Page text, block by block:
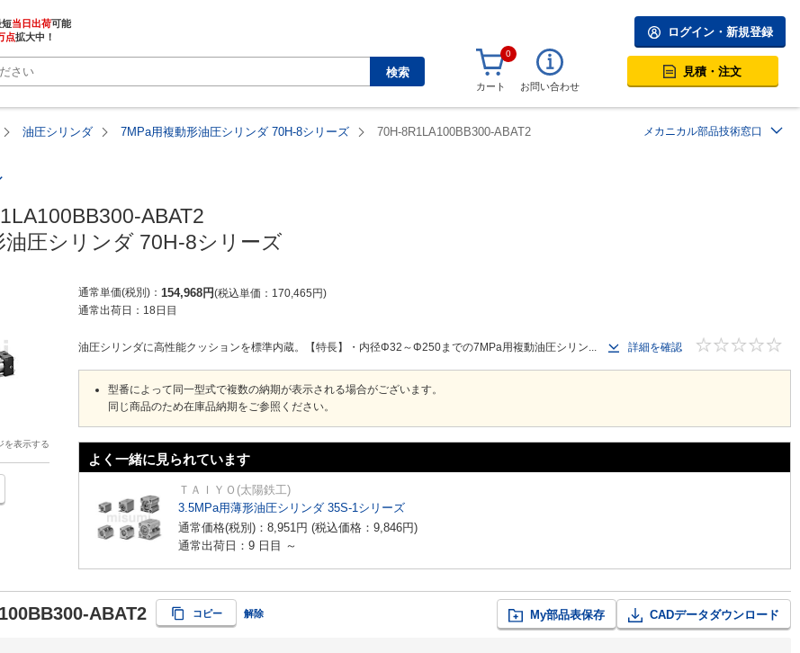
短当日出荷
点拡大中！
検索
ログイン・新規登録
0
カート お問い合わせ
見積・注文
油圧シリンダ 7MPa用複動形油圧シリンダ 70H-8シリーズ 70H-8R1LA100BB300-ABAT2 メカニカル部品技術窓口
ABAT2
油圧シリンダ 70H-8シリーズ
を表示する
通常単価(税別) 154,968円 税込単価 170,465円
通常出荷日： 18日目
油圧シリンダに高性能クッションを標準内蔵。【特長】・内径Φ32～Φ250までの7MPa用複動油圧シリン... 詳細を確認
型番によって同一型式で複数の納期が表示される場合がございます。
同じ商品のため在庫品納期をご参照ください。
よく一緒に見られています
ＴＡＩＹＯ(太陽鉄工)
3.5MPa用薄形油圧シリンダ 35S-1シリーズ
通常価格(税別)： 8,951円 (税込価格： 9,846円)
通常出荷日：9 日目 ～
ABAT2 コピー 解除 My部品表保存 CADデータダウンロード